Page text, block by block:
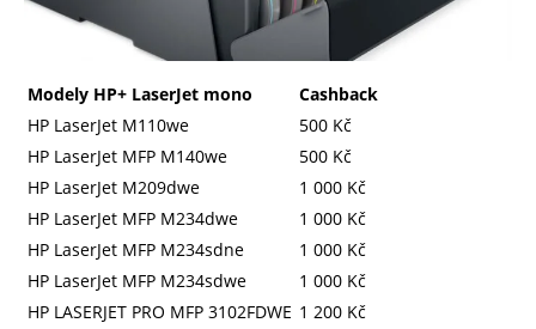
Modely HP+ LaserJet mono
Cashback
HP LaserJet M110we
500 Kč
HP LaserJet MFP M140we
500 Kč
HP LaserJet M209dwe
1 000 Kč
HP LaserJet MFP M234dwe
1 000 Kč
HP LaserJet MFP M234sdne
1 000 Kč
HP LaserJet MFP M234sdwe
1 000 Kč
HP LASERJET PRO MFP 3102FDWE 1 200 Kč